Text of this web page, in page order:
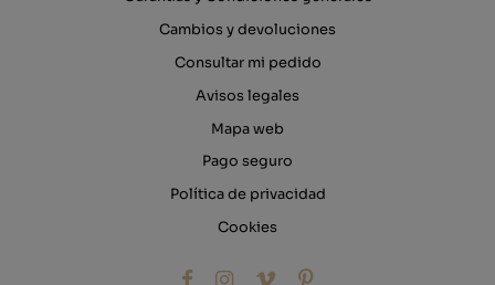
Cambios y devoluciones
Consultar mi pedido
Avisos legales
Mapa web
Pago seguro
Política de privacidad
Cookies